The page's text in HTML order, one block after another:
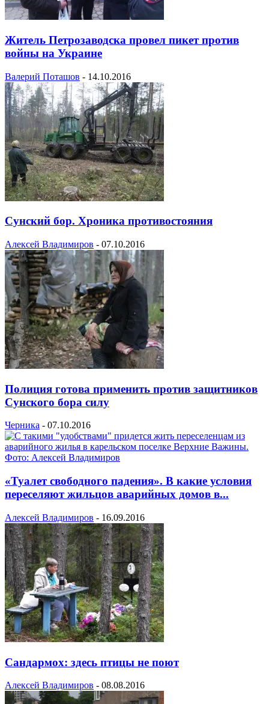
Житель Петрозаводска провел пикет против
войны на Украине
Валерий Поташов - 14.10.2016
Сунский бор. Хроника противостояния
Алексей Владимиров - 07.10.2016
Полиция готова применить против защитников
Сунского бора силу
Черника - 07.10.2016
«Туалет свободного падения». В какие условия
переселяют жильцов аварийных домов в...
Алексей Владимиров - 16.09.2016
Сандармох: здесь птицы не поют
Алексей Владимиров - 08.08.2016